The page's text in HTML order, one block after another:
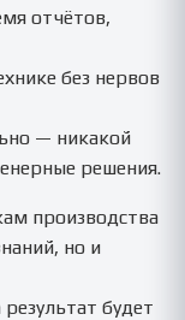
отчётов,
без нервов
— никакой
решения.
производства
но и
будет